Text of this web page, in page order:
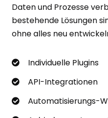
Daten und Prozesse
bestehende Lösungen
ohne alles neu
Individuelle Plugins
API-Integrationen
Automatisierungs-